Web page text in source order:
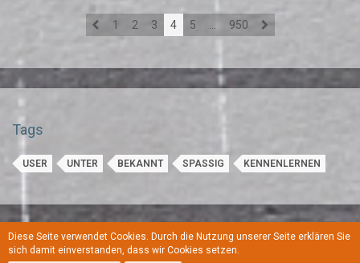
1 2 3 4 5 950
Tags
USER UNTER BEKANNT SPASSIG KENNENLERNEN
Regeln Datenschutzerklärung Kontakt
Diese Seite verwendet Cookies. Durch die Nutzung unserer Seite erklären Sie
sich damit einverstanden, dass wir Cookies setzen.